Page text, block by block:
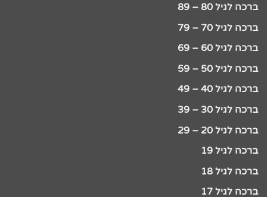
ברכה לגיל 80 – 89
ברכה לגיל 70 – 79
ברכה לגיל 60 – 69
ברכה לגיל 50 – 59
ברכה לגיל 40 – 49
ברכה לגיל 30 – 39
ברכה לגיל 20 – 29
ברכה לגיל 19
ברכה לגיל 18
ברכה לגיל 17